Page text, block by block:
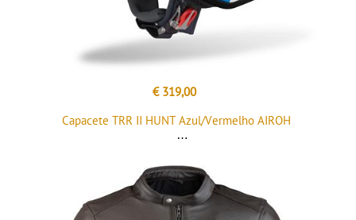
€ 319,00
Capacete TRR II HUNT Azul/Vermelho AIROH